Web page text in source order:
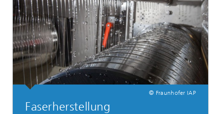
© Fraunhofer IAP
Faserherstellung